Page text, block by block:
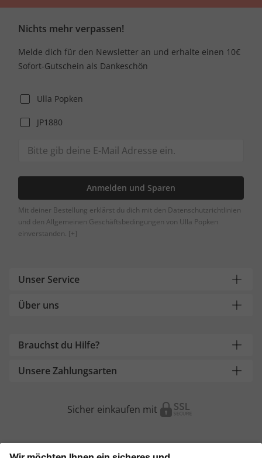
Nichts mehr verpassen!
Melde dich für den Newsletter an und erhalte einen 10€
Sofort-Gutschein als Dankeschön
Ulla Popken
JP1880
Anmelden und Sparen
Mit deiner Bestellung erklärst du dich mit den Datenschutzrichtlinien
und den Allgemeinen Geschäftsbedingungen von Ulla Popken
einverstanden. [+]
Unser Service
Über uns
Brauchst du Hilfe?
Unsere Zahlungsarten
Sicher einkaufen mit
Weitere Onlineshops